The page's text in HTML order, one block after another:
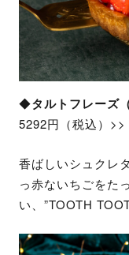
◆タルトフレーズ
5292円（税込）>>
香ばしいシュクレ
っ赤ないちごをた
い、”TOOTH